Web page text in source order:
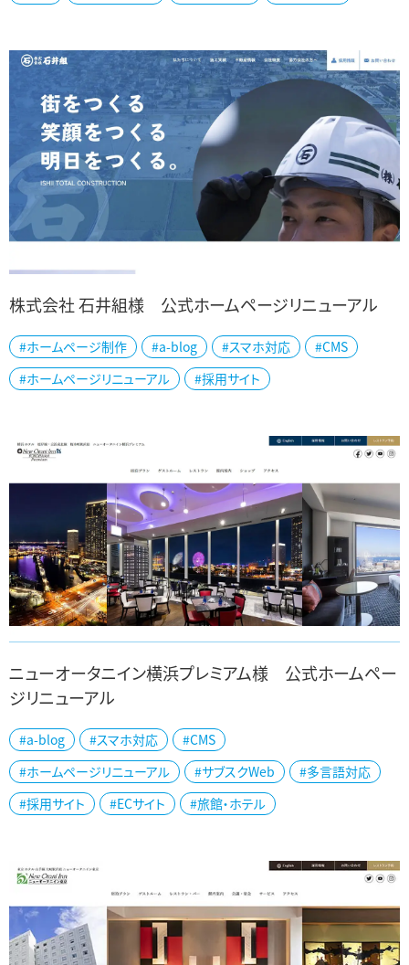
新発田市の株式会社 石井組様の公式ホームページを制作しました。
土地の造成・開発から土木工事、建築物設計・施工まで幅広く対応し
株式会社 石井組様 公式ホームページリニューアル
#ホームページ制作 #a-blog #スマホ対応
#CMS
#ホームページリニューアル
#採用サイト
横浜市のニューオータニイン横浜プレミアム様の公式ホームページ
をリニューアルしました。 桜木町駅直結でアクセスが良く、「横浜みな
とみらい」が一望できる夜景が最大...
ニューオータニイン横浜プレミアム様 公式ホームペー
ジリニューアル
#a-blog #スマホ対応
#CMS
#ホームページリニューアル
#サブスクWeb
#多言語対応
#採用サイト
#ECサイト #旅館・ホテル